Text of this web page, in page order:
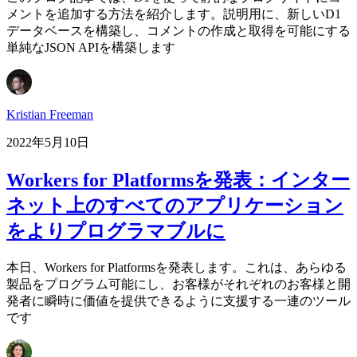
メントを追加する方法を紹介します。説明用に、新しいD1
データベースを構築し、コメントの作成と取得を可能にする
単純なJSON APIを構築します
Kristian Freeman
2022年5月10日
Workers for Platformsを発表：インター
ネット上のすべてのアプリケーション
をよりプログラマブルに
本日、Workers for Platformsを発表します。これは、あらゆる
製品をプログラム可能にし、お客様がそれぞれのお客様と開
発者に瞬時に価値を提供できるように支援する一連のツール
です